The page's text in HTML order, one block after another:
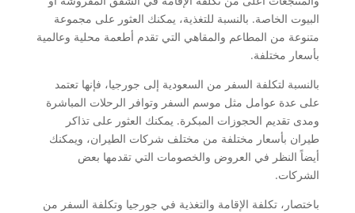
البيوت الخاصة. بالنسبة للتغذية، يمكنك العثور على مجموعة
متنوعة من المطاعم والمقاهي التي تقدم أطعمة محلية وعالمية
بأسعار مختلفة.
بالنسبة لتكلفة السفر من السعودية إلى جورجيا، فإنها تعتمد
على عدة عوامل مثل موسم السفر وتوافر الرحلات المباشرة
ومدى تقديم الحجوزات المبكرة. يمكنك العثور على تذاكر
طيران بأسعار مختلفة من مختلف شركات الطيران، ويمكنك
أيضاً النظر في العروض والخصومات التي تقدمها بعض
الشركات.
باختصار، تكلفة الإقامة والتغذية في جورجيا وتكلفة السفر من